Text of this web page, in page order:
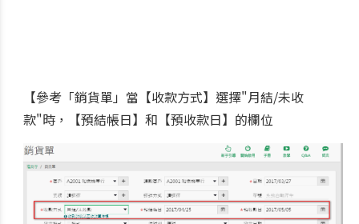
【參考「銷貨單」當【收款方式】選擇"月結/未收
款"時，【預結帳日】和【預收款日】的欄位